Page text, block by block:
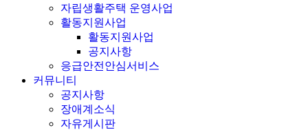
자립생활주택 운영사업
활동지원사업
활동지원사업
공지사항
응급안전안심서비스
커뮤니티
공지사항
장애계소식
자유게시판